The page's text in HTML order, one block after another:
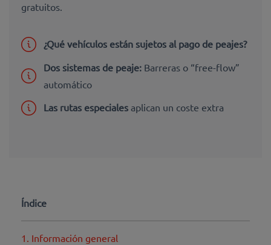
gratuitos.
¿Qué vehículos están sujetos al pago de peajes?
Dos sistemas de peaje: Barreras o “free-flow”
automático
Las rutas especiales aplican un coste extra
Índice
1. Información general